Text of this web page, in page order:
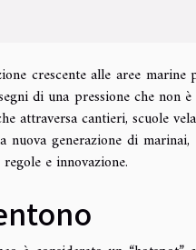
crescente alle aree marine
di una pressione che non
attraversa cantieri, scuole
nuova generazione di
e innovazione.